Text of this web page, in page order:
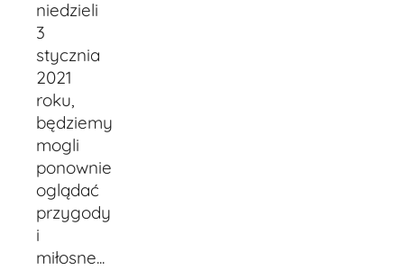
niedzieli
3
stycznia
2021
roku,
będziemy
mogli
ponownie
oglądać
przygody
i
miłosne...